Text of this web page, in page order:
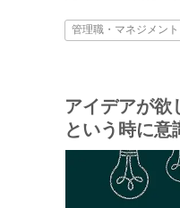
管理職・マネジメント
アイデアが
という時に意